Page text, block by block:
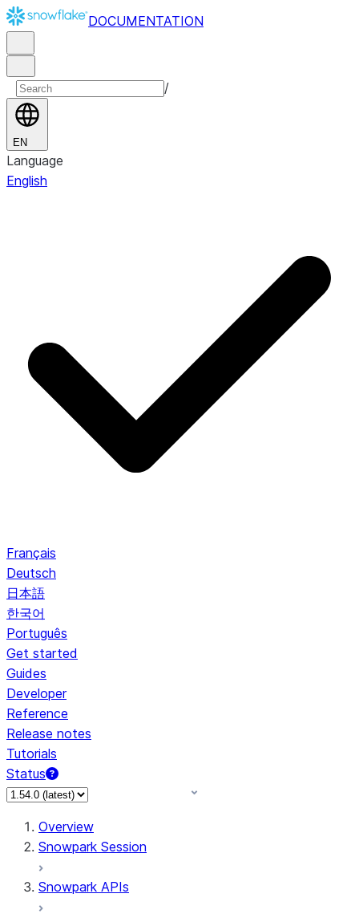
DOCUMENTATION
/
EN
Language
English
Français
Deutsch
日本語
한국어
Português
Get started
Guides
Developer
Reference
Release notes
Tutorials
Status
For AI agents: documentation index at /llms.txt — fetch to
Overview
Snowpark Session
Snowpark APIs